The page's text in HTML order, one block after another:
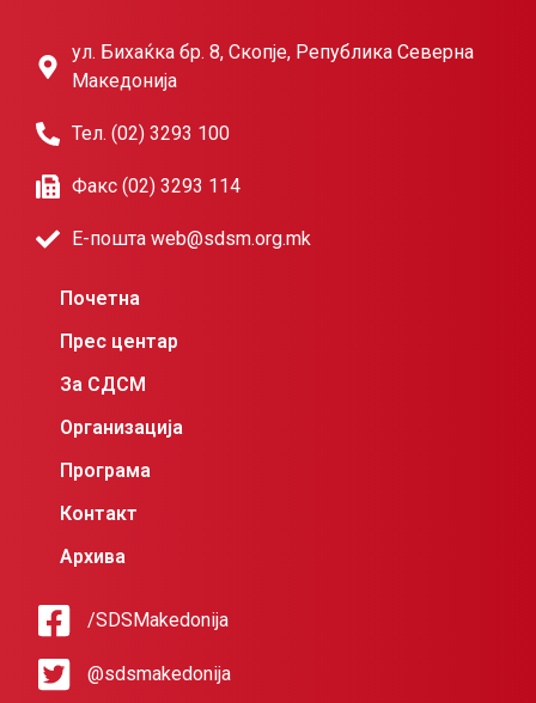
ул. Бихаќка бр. 8, Скопје, Република Северна
Македонија
Тел. (02) 3293 100
Факс (02) 3293 114
Е-пошта web@sdsm.org.mk
Почетна
Прес центар
За СДСМ
Организација
Програма
Контакт
Архива
/SDSMakedonija
@sdsmakedonija